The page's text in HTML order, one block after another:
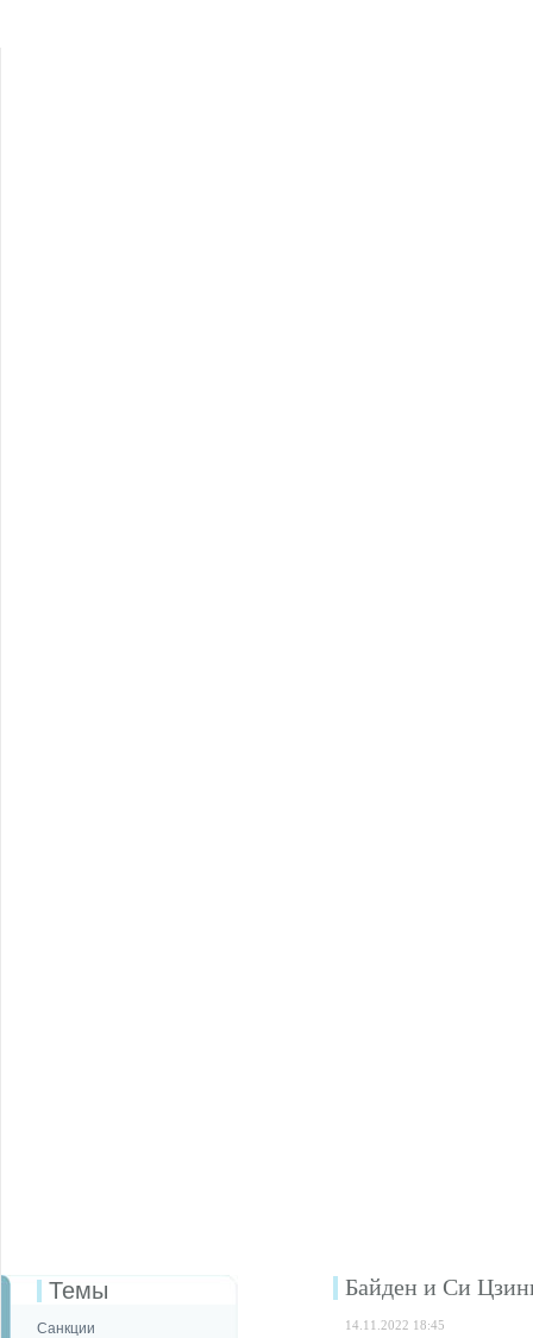
Темы
Санкции
Байден и Си
14.11.2022 18:45